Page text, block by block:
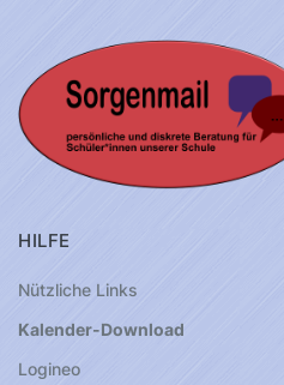
HILFE
Nützliche Links
Kalender-Download
Logineo